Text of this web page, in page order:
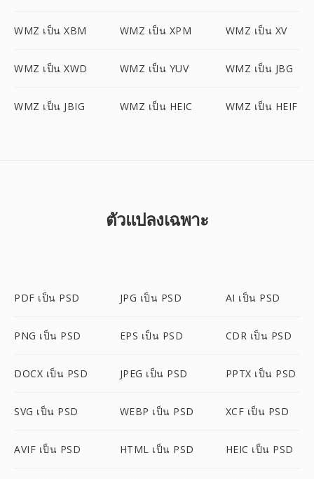
WMZ เป็น XBM WMZ เป็น XPM WMZ เป็น XV
WMZ เป็น XWD WMZ เป็น YUV WMZ เป็น JBG
WMZ เป็น JBIG WMZ เป็น HEIC WMZ เป็น HEIF
ตัวแปลงเฉพาะ
PDF เป็น PSD JPG เป็น PSD AI เป็น PSD
PNG เป็น PSD EPS เป็น PSD CDR เป็น PSD
DOCX เป็น PSD JPEG เป็น PSD PPTX เป็น PSD
SVG เป็น PSD WEBP เป็น PSD XCF เป็น PSD
AVIF เป็น PSD HTML เป็น PSD HEIC เป็น PSD